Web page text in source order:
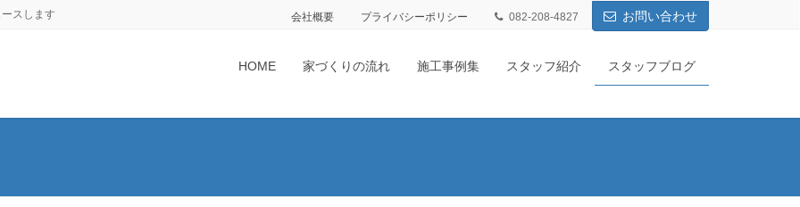
スします 会社概要 プライバシーポリシー 082-208-4827 お問い合わせ
HOME 家づくりの流れ 施工事例集 スタッフ紹介 スタッフブログ